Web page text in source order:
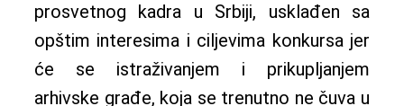
prosvetnog kadra u Srbiji, usklađen sa
opštim interesima i ciljevima konkursa jer
će se istraživanjem i prikupljanjem
arhivske građe, koja se trenutno ne čuva u